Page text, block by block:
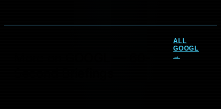
ALL
GOOGL
→
Alphabet Prognose: KI-